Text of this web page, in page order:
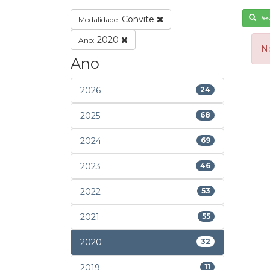
Modalidade: Convite
Ano: 2020
Ano
2026 24
2025 68
2024 69
2023 46
2022 53
2021 55
2020 32
2019 11